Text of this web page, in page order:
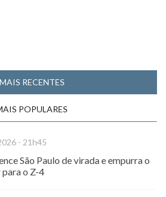
MAIS RECENTES
POPULARES
- 21h45
São Paulo de virada e empurra o
o Z-4